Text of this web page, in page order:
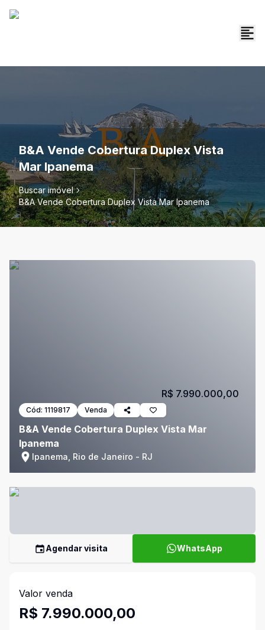
B&A Vende Cobertura Duplex Vista
Mar Ipanema
Buscar imóvel
B&A Vende Cobertura Duplex Vista Mar Ipanema
Cód: 1119817 Venda
B&A Vende Cobertura Duplex Vista Mar
Ipanema
Ipanema, Rio de Janeiro - RJ
R$ 7.990.000,00
Agendar visita WhatsApp
Valor venda
R$ 7.990.000,00